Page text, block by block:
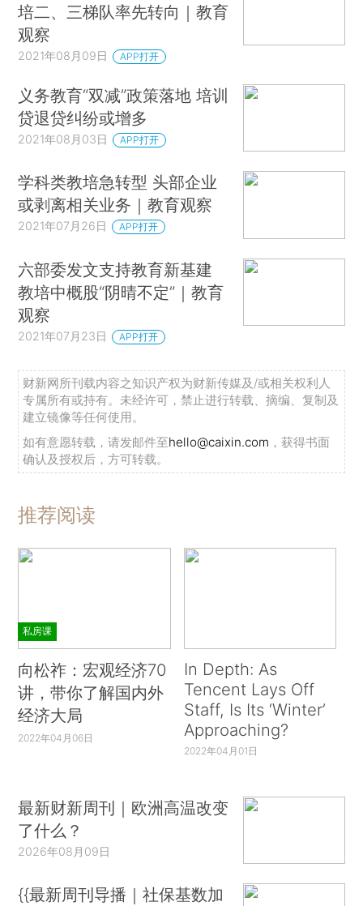
培二、三梯队率先转向｜教育
观察
2021年08月09日 APP打开
义务教育“双减”政策落地 培训
贷退贷纠纷或增多
2021年08月03日 APP打开
学科类教培急转型 头部企业
或剥离相关业务｜教育观察
2021年07月26日 APP打开
六部委发文支持教育新基建
教培中概股“阴晴不定”｜教育
观察
2021年07月23日 APP打开
财新网所刊载内容之知识产权为财新传媒及/或相关权利人
专属所有或持有。未经许可，禁止进行转载、摘编、复制及
建立镜像等任何使用。
如有意愿转载，请发邮件至hello@caixin.com ，获得书面
确认及授权后，方可转载。
推荐阅读
私房课
向松祚：宏观经济70
讲，带你了解国内外
经济大局
2022年04月06日
In Depth: As
Tencent Lays Off
Staff, Is Its ‘Winter’
Approaching?
2022年04月01日
最新财新周刊｜欧洲高温改变
了什么？
2026年08月09日
{{最新周刊导播｜社保基数加